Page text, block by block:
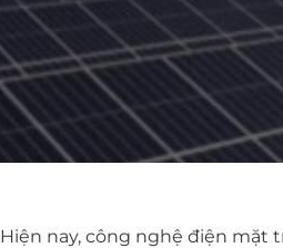
Hiện nay, công nghệ điện mặt